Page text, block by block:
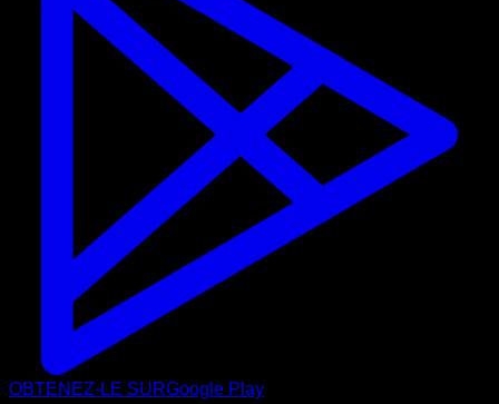
OBTENEZ-LE SURGoogle Play